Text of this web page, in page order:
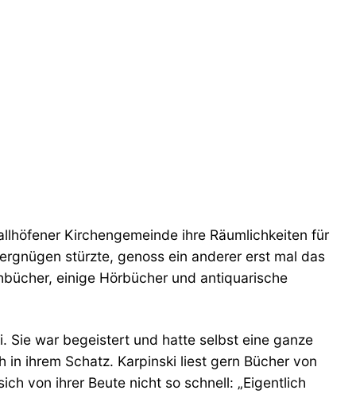
Kirchengemeinde ihre Räumlichkeiten für
stürzte, genoss ein anderer erst mal das
einige Hörbücher und antiquarische
Sie war begeistert und hatte selbst eine ganze
ihrem Schatz. Karpinski liest gern Bücher von
von ihrer Beute nicht so schnell: „Eigentlich